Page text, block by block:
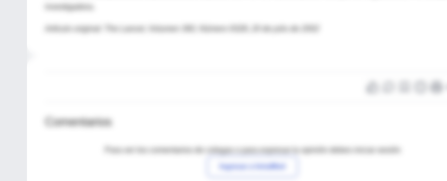
investigadora.
Artículo original: The Lancet, Volumen 360, Número 9328, 20 de julio de 2002
Comentarios
Para ver los comentarios de colegas o para expresar tu opinión debes iniciar sesión
Ingresar a IntraMed